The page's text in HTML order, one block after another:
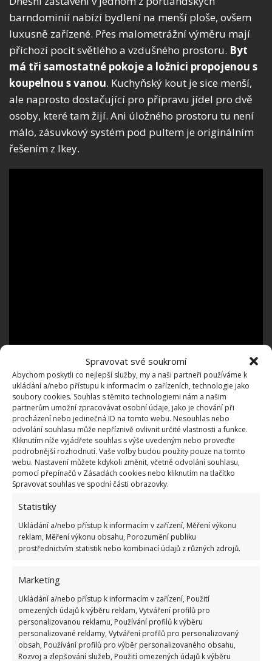
Spravovat své soukromí
Abychom poskytli co nejlepší služby, my a naši partneři používáme k
ukládání a/nebo přístupu k informacím o zařízeních, technologie jako
soubory cookies. Souhlas s těmito technologiemi nám a našim
partnerům umožní zpracovávat osobní údaje, jako je chování při
procházení nebo jedinečná ID na tomto webu. Nesouhlas nebo
odvolání souhlasu může nepříznivě ovlivnit určité vlastnosti a funkce.
Kliknutím níže vyjádřete souhlas s výše uvedeným nebo proveďte
podrobnější rozhodnutí. Vaše volby budou použity pouze na tomto
webu. Nastavení můžete kdykoli změnit, včetně odvolání souhlasu,
pomocí přepínačů v Zásadách cookies nebo kliknutím na tlačítko
Spravovat souhlas ve spodní části obrazovky.
Statistiky
Ukládání a/nebo přístup k informacím v zařízení, Měření výkonu
reklam, Měření výkonu obsahu, Porozumění publiku
prostřednictvím statistik nebo kombinací údajů z různých zdrojů.
Marketing
Ukládání a/nebo přístup k informacím v zařízení, Použití
omezených údajů k výběru reklam, Vytváření profilů pro
personalizovanou reklamu, Používání profilů k výběru
personalizované reklamy, Vytváření profilů pro personalizovaný
obsah, Používání profilů pro výběr personalizovaného obsahu,
Rozvoj a zlepšování služeb, Použití omezených údajů k výběru
barndominií nabízí bydlení na menší ploše, ovšem
luxusně zařízené. Přes malometrážní výměru mají
příchozí pocit světlého a vzdušného prostoru. Byt
má tři samostatné pokoje a ložnici propojenou s
koupelnou s vanou. Kuchyňský kout je sice menší,
ale naprosto dostačující pro přípravu jídel pro dvě
osoby, které tam žijí. Ani úložného prostoru tu není
málo, zásuvkový systém pod pultem je originálním
řešením z Ikey.
Obývací pokoj je na druhé straně kuchyňského
ostrůvku. Vybaven je malou pohovkou s úložným
prostorem. V případě nutnosti ji lze snadnou
proměnit na velkou postel pro hosty. Podlahy byly
vytvořeny z laminátu a mají vzhled borovicového
dřeva. Dům je zařízen ve farmářském stylu.